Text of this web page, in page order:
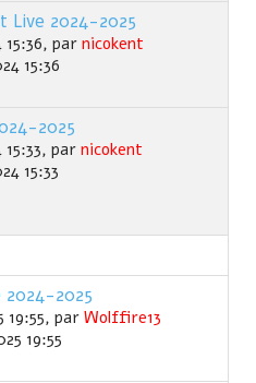
Live 2024-2025
par nicokent
15:36
2025
parnicokent
15:33
2024-2025
19:55, par Wolffire13
19:55